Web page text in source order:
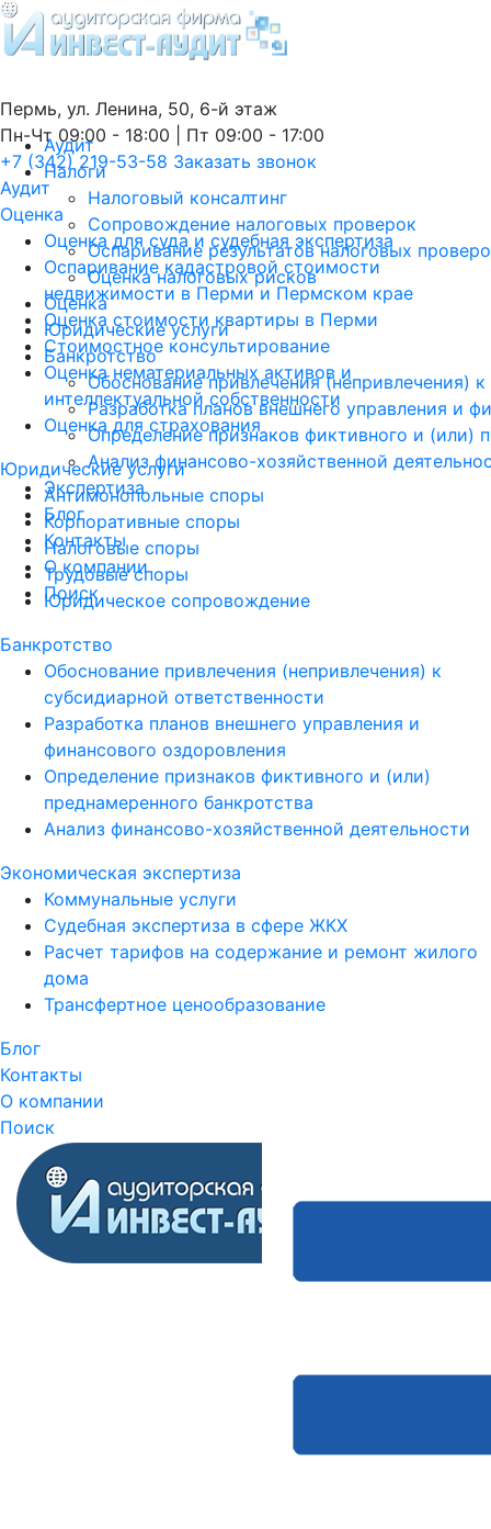
Пермь, ул. Ленина, 50, 6-й этаж
Пн-Чт 09:00 - 18:00 | Пт 09:00 - 17:00
+7 (342) 219-53-58 Заказать звонок
Аудит
Оценка
Оценка для суда и судебная экспертиза
Оспаривание кадастровой стоимости
недвижимости в Перми и Пермском крае
Оценка стоимости квартиры в Перми
Стоимостное консультирование
Оценка нематериальных активов и
интеллектуальной собственности
Оценка для страхования
Юридические услуги
Антимонопольные споры
Корпоративные споры
Налоговые споры
Трудовые споры
Юридическое сопровождение
Банкротство
Обоснование привлечения (непривлечения) к
субсидиарной ответственности
Разработка планов внешнего управления и
финансового оздоровления
Определение признаков фиктивного и (или)
преднамеренного банкротства
Анализ финансово-хозяйственной деятельности
Экономическая экспертиза
Коммунальные услуги
Судебная экспертиза в сфере ЖКХ
Расчет тарифов на содержание и ремонт жилого
дома
Трансфертное ценообразование
Блог
Контакты
О компании
Поиск
Аудит
Налоги
Налоговый консалтинг
Сопровождение налоговых проверок
Оспаривание результатов налоговых
Оценка налоговых рисков
Оценка
Юридические услуги
Банкротство
Обоснование привлечения (непривлечения)
Разработка планов внешнего управления и
Определение признаков фиктивного и (или)
Анализ финансово-хозяйственной
Экспертиза
Блог
Контакты
О компании
Поиск